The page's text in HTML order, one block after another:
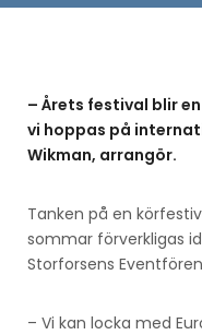
– Årets festival blir
vi hoppas på
Wikman, arrangör.
Tanken på en
sommar förverkligas
Storforsens
– Vi kan locka med